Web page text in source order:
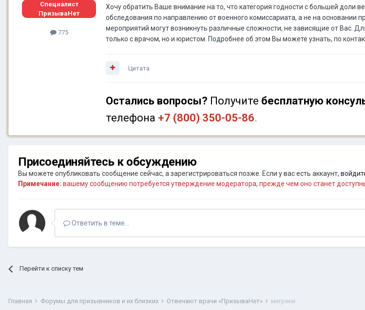
Специалист
ПризываНет
775
Хочу обратить Ваше внимание на то, что категория годности с большей доли
обследования по направлению от военного комиссариата, а не на
мероприятий могут возникнуть различные сложности, не зависящие от Вас.
только с врачом, но и юристом. Подробнее об этом Вы можете узнать, по
Цитата
Остались вопросы? Получите бесплатную
телефона +7 (800) 350-05-86.
Присоединяйтесь к обсуждению
Вы можете опубликовать сообщение сейчас, а зарегистрироваться позже. Если у вас есть аккаунт,
Примечание: вашему сообщению потребуется утверждение модератора, прежде чем оно станет
Ответить в теме...
Перейти к списку тем
Главная Форумы для призывников и их близких Отвечают врачи «ПризываНет» мигрени